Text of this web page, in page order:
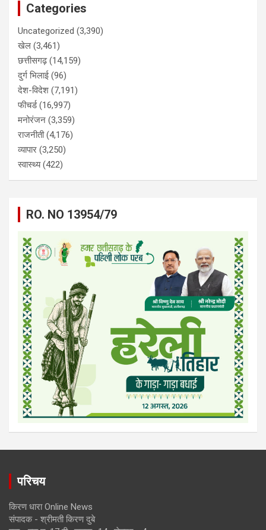
Categories
Uncategorized (3,390)
खेल (3,461)
छत्तीसगढ़(14,159)
दुर्ग भिलाई (96)
देश-विदेश (7,191)
फीचर्ड(16,997)
मनोरंजन (3,359)
राजनीती(4,176)
व्यापार (3,250)
स्वास्थ्य(422)
RO. NO 13954/79
परिचय
किरण धारा Online News
संपादक - श्रीमती किरण दुबे